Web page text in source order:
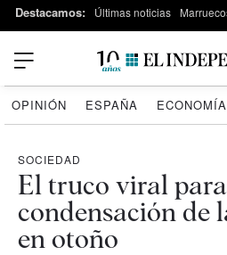
Destacamos: Últimas noticias
OPINIÓN ESPAÑA ECONOMÍA
SOCIEDAD
El truco viral
condensación de
en otoño